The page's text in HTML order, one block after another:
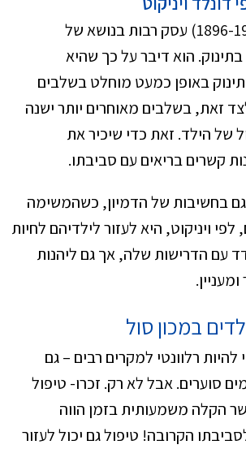
דונלד ויניקוט (1896-1971) עסק רבות בנושא של
הוא דיבר על כך שהיא
באופן כמעט מוחלט בשלבים
זאת, בשלבים מאוחרים יותר ישנה
של הילד. זאת כדי שיכיר את
קשרים בריאים עם סביבתו.
גם בחשיבות של הדמיון, כשהמשימה
ויניקוט, היא לעזור לילדיהם לחיות
עם הדרישות שלה, אך גם ליהנות
במכון סול
להיות רלוונטי למקרים רבים – גם
סוערים. אבל לא רק. זכרו- טיפול
הקלה משמעותית בזמן הווה
הקרובה! טיפול גם יכול לעזור